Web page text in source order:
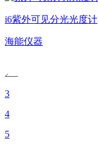
i6紫外可见分光光度计
海能仪器
3
4
5